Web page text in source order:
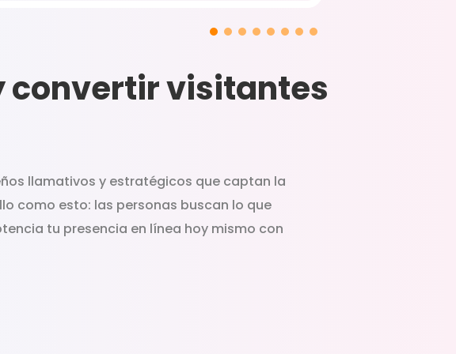
convertir visitantes
llamativos y estratégicos que captan la
como esto: las personas buscan lo que
tu presencia en línea hoy mismo con